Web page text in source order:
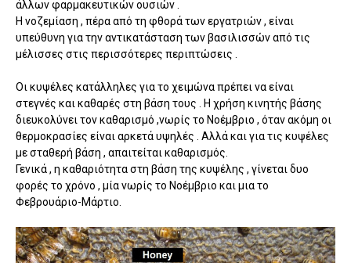
άλλων φαρμακευτικών ουσιών .
Η νοζεμίαση , πέρα από τη φθορά των εργατριών , είναι
υπεύθυνη για την αντικατάσταση των βασιλισσών από τις
μέλισσες στις περισσότερες περιπτώσεις .
Οι κυψέλες κατάλληλες για το χειμώνα πρέπει να είναι
στεγνές και καθαρές στη βάση τους . Η χρήση κινητής βάσης
διευκολύνει τον καθαρισμό ,νωρίς το Νοέμβριο , όταν ακόμη οι
θερμοκρασίες είναι αρκετά υψηλές . Αλλά και για τις κυψέλες
με σταθερή βάση , απαιτείται καθαρισμός.
Γενικά , η καθαριότητα στη βάση της κυψέλης , γίνεται δυο
φορές το χρόνο , μία νωρίς το Νοέμβριο και μια το
Φεβρουάριο-Μάρτιο.